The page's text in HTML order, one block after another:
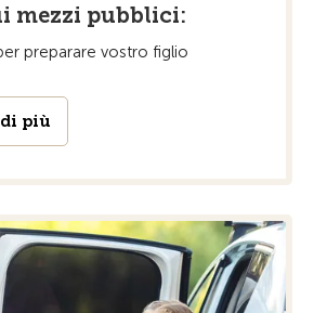
mezzi pubblici:
preparare vostro figlio
di più